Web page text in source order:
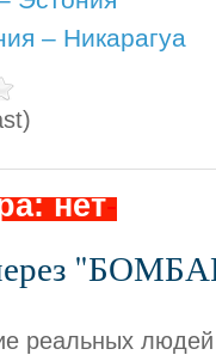
– Никарагуа
нет-
реальных